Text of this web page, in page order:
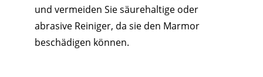
und vermeiden Sie säurehaltige oder
abrasive Reiniger, da sie den Marmor
beschädigen können.